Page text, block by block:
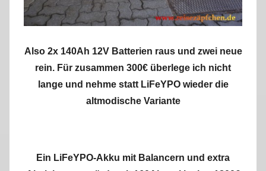
Also 2x 140Ah 12V Batterien raus und zwei neue
rein. Für zusammen 300€ überlege ich nicht
lange und nehme statt LiFeYPO wieder die
altmodische Variante
Ein LiFeYPO-Akku mit Balancern und extra